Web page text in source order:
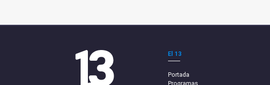
El 13
Portada
Programas